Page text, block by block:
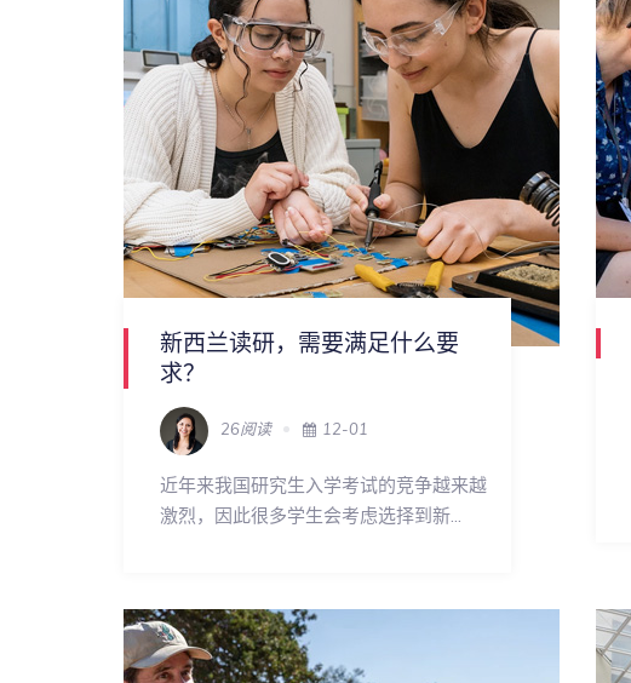
新西兰读研，需要满足什么要
求？
26阅读 12-01
近年来我国研究生入学考试的竞争越来越
激烈，因此很多学生会考虑选择到新...